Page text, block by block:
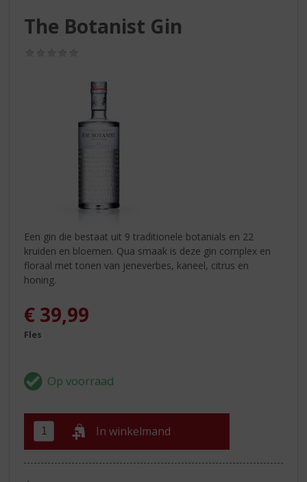
The Botanist Gin
Een gin die bestaat uit 9 traditionele botanials en 22
kruiden en bloemen. Qua smaak is deze gin complex en
floraal met tonen van jeneverbes, kaneel, citrus en
honing.
€ 39,99
Fles
In winkelmand